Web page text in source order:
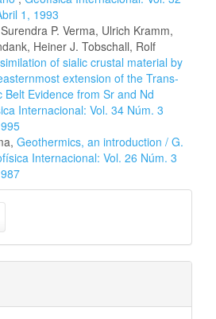
1, 1993
P. Verma, Ulrich Kramm,
Heiner J. Tobschall, Rolf
of sialic crustal material by
extension of the Trans-
Belt Evidence from Sr and Nd
Internacional: Vol. 34 Núm. 3
Geothermics, an introduction / G.
Internacional: Vol. 26 Núm. 3